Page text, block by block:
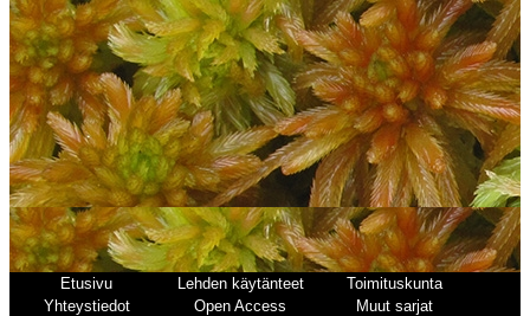
Etusivu Lehden käytänteet
Toimituskunta
Yhteystiedot
Open Access Muut sarjat